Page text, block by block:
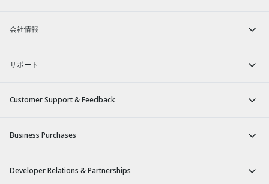
会社情報
サポート
Customer Support & Feedback
Business Purchases
Developer Relations & Partnerships